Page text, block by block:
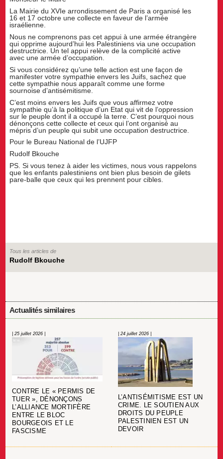
La Mairie du XVIe arrondissement de Paris a organisé les
16 et 17 octobre une collecte en faveur de l’armée
israélienne.
Nous ne comprenons pas cet appui à une armée étrangère
qui opprime aujourd’hui les Palestiniens via une occupation
destructrice. Un tel appui relève de la complicité active
avec une armée d’occupation.
Si vous considérez qu’une telle action est une façon de
manifester votre sympathie envers les Juifs, sachez que
cette sympathie nous apparaît comme une forme
sournoise d’antisémitisme.
C’est moins envers les Juifs que vous affirmez votre
sympathie qu’à la politique d’un Etat qui vit de l’oppression
sur le peuple dont il a occupé la terre. C’est pourquoi nous
dénonçons cette collecte et ceux qui l’ont organisé au
mépris d’un peuple qui subit une occupation destructrice.
Pour le Bureau National de l’UJFP
Rudolf Bkouche
PS. Si vous tenez à aider les victimes, nous vous rappelons
que les enfants palestiniens ont bien plus besoin de gilets
pare-balle que ceux qui les prennent pour cibles.
Tous les articles de
Rudolf Bkouche
Actualités similaires
| 25 juillet 2026 |
CONTRE LE « PERMIS DE
TUER », DÉNONÇONS
L’ALLIANCE MORTIFÈRE
ENTRE LE BLOC
BOURGEOIS ET LE
FASCISME
| 24 juillet 2026 |
L’ANTISÉMITISME EST UN
CRIME. LE SOUTIEN AUX
DROITS DU PEUPLE
PALESTINIEN EST UN
DEVOIR